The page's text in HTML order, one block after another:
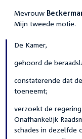
Mevrouw
Mijn tweede motie.
De Kamer,
gehoord de
constaterende dat
toeneemt;
verzoekt de
Onafhankelijk
schades in dezelfde